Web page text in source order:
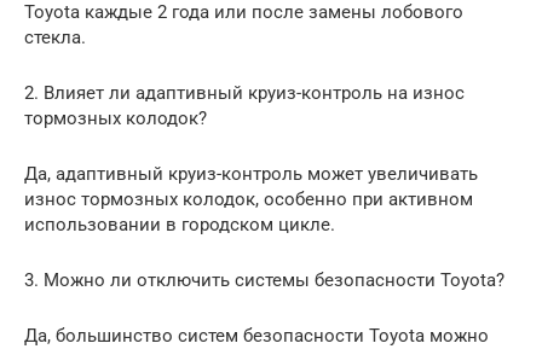
Toyota каждые 2 года или после замены лобового
стекла.
2. Влияет ли адаптивный круиз-контроль на износ
тормозных колодок?
Да, адаптивный круиз-контроль может увеличивать
износ тормозных колодок, особенно при активном
использовании в городском цикле.
3. Можно ли отключить системы безопасности Toyota?
Да, большинство систем безопасности Toyota можно